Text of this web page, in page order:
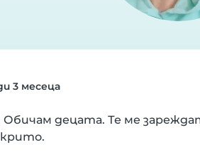
3 месеца
Обичам децата. Те ме